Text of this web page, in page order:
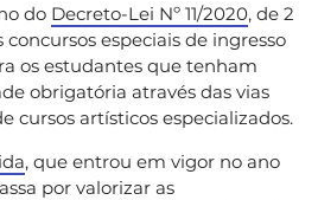
do Decreto-Lei Nº 11/2020, de 2
especiais de ingresso
os estudantes que tenham
obrigatória através das vias
cursos artísticos especializados.
, que entrou em vigor no ano
por valorizar as